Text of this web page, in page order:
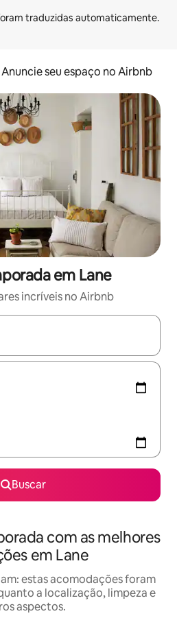
Anuncie seu espaço no Airbnb
em Lane
incríveis no Airbnb
disponíveis, explore-os
Buscar
com as melhores
em Lane
estas acomodações foram
a localização, limpeza e
aspectos.